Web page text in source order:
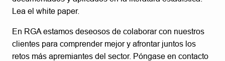
Lea el white paper.
En RGA estamos deseosos de colaborar con nuestros
clientes para comprender mejor y afrontar juntos los
retos más apremiantes del sector. Póngase en contacto